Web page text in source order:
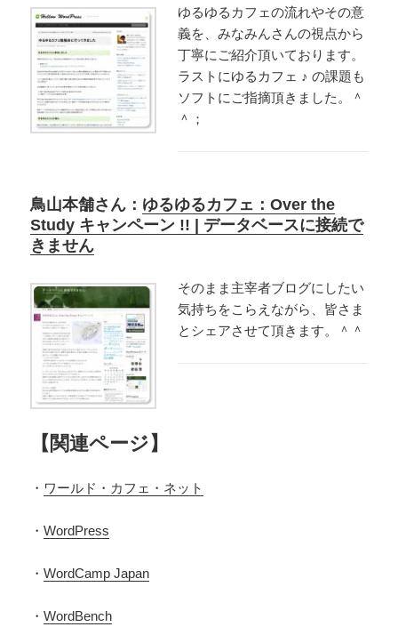
ゆるゆるカフェの流れやその意
義を、みなみんさんの視点から
丁寧にご紹介頂いております。
ラストにゆるカフェ ♪ の課題も
ソフトにご指摘頂きました。＾
＾；
鳥山本舗さん： ゆるゆるカフェ：Over the
Study キャンペーン !! | データベースに接続で
きません
そのまま主宰者ブログにしたい
気持ちをこらえながら、皆さま
とシェアさせて頂きます。＾＾
【関連ページ】
・ ワールド・カフェ・ネット
・WordPress
・WordCamp Japan
・WordBench